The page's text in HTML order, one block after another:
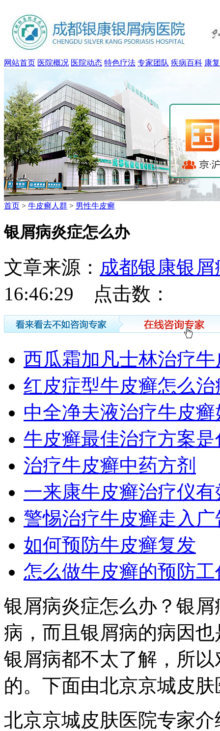
网站首页 医院概况 医院动态 特色疗法 专家团队 疾病百科 康
首页 > 牛皮癣人群 > 男性牛皮癣
银屑病炎症怎么办
文章来源： 成都银康银
16:46:29 点击数：
西瓜霜加凡士林治疗
红皮症型牛皮癣怎么
中全净夫液治疗牛皮癣
牛皮癣最佳治疗方案是
治疗牛皮癣中药方剂
一来康牛皮癣治疗仪
警惕治疗牛皮癣走入
如何预防牛皮癣复发
怎么做牛皮癣的预防工
银屑病炎症怎么办？银
病，而且银屑病的病因
银屑病都不太了解，所
的。下面由北京京城皮
北京京城皮肤医院专家介